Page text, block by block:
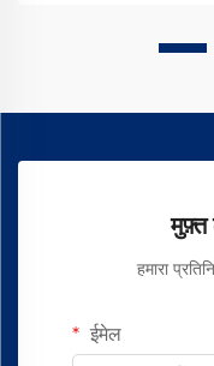
मुफ़्त
हमारा
ईमेल